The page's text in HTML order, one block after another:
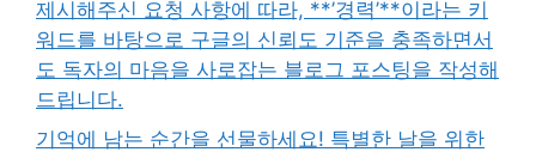
제시해주신 요청 사항에 따라, **’경력’**이라는 키
워드를 바탕으로 구글의 신뢰도 기준을 충족하면서
도 독자의 마음을 사로잡는 블로그 포스팅을 작성해
드립니다.
기억에 남는 순간을 선물하세요! 특별한 날을 위한